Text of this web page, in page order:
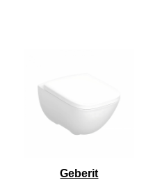
17
Geberit